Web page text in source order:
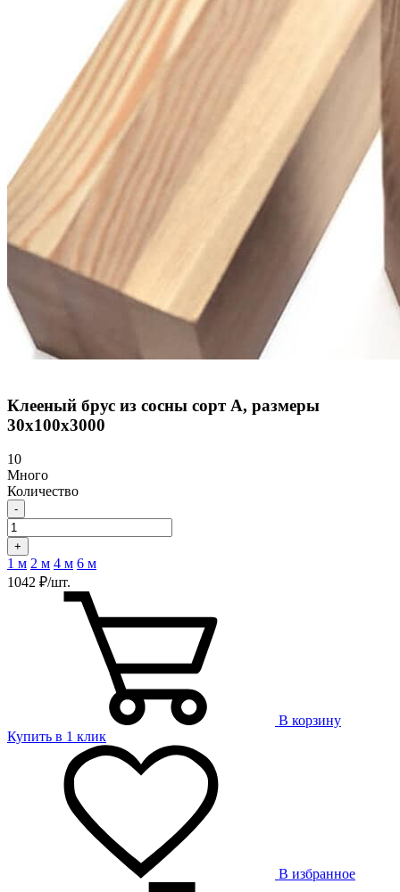
Клееный брус из сосны сорт А, размеры
30х100х3000
10
Много
Количество
-
+
1 м 2 м 4 м 6 м
1042 ₽/шт.
В корзину
Купить в 1 клик
В избранное